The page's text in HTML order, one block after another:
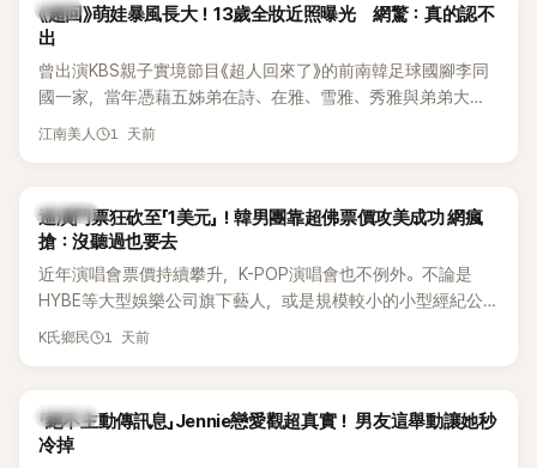
韓星
《超回》萌娃暴風長大！13歲全妝近照曝光 網驚：真的認不
出
曾出演KBS親子實境節目《超人回來了》的前南韓足球國腳李同
國一家，當年憑藉五姊弟在詩、在雅、雪雅、秀雅與弟弟大發
（雪秀大）的可愛互動圈粉無數。隨著孩子們陸續長大，近況
嘆。
江南美人 1 天前
K-POP
巡演門票狂砍至「1美元」！韓男團靠超佛票價攻美成功 網瘋
搶：沒聽過也要去
近年演唱會票價持續攀升，K-POP演唱會也不例外。不論是
HYBE等大型娛樂公司旗下藝人，或是規模較小的小型經紀公
司，偶爾都會引發粉絲對票價過高的抱怨，甚至直呼「太不合
K氏鄉民 1 天前
K-POP
「絕不主動傳訊息」Jennie戀愛觀超真實！ 男友這舉動讓她秒
冷掉